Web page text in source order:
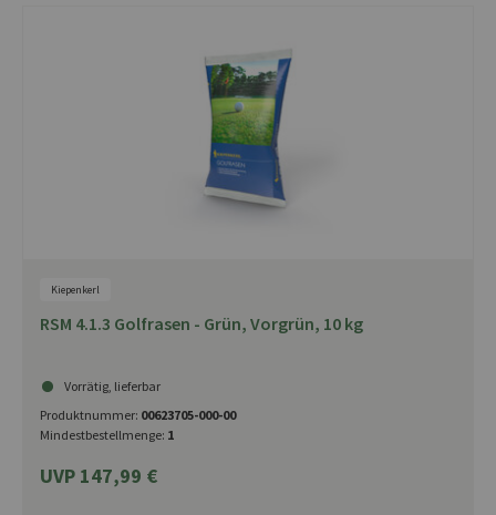
Kiepenkerl
RSM 4.1.3 Golfrasen - Grün, Vorgrün, 10 kg
Vorrätig, lieferbar
Produktnummer: 00623705-000-00
Mindestbestellmenge: 1
UVP 147,99 €